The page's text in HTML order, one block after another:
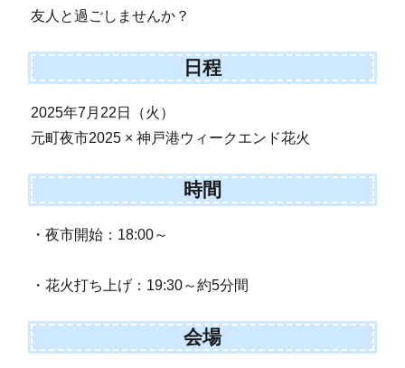
友人と過ごしませんか？
日程
2025年7月22日（火）
元町夜市2025 × 神戸港ウィークエンド花火
時間
・夜市開始：18:00～
・花火打ち上げ：19:30～約5分間
会場